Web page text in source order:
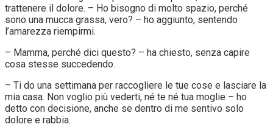
trattenere il dolore. – Ho bisogno di molto spazio, perché
sono una mucca grassa, vero? – ho aggiunto, sentendo
l’amarezza riempirmi.
– Mamma, perché dici questo? – ha chiesto, senza capire
cosa stesse succedendo.
– Ti do una settimana per raccogliere le tue cose e lasciare la
mia casa. Non voglio più vederti, né te né tua moglie – ho
detto con decisione, anche se dentro di me sentivo solo
dolore e rabbia.